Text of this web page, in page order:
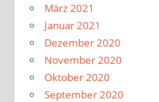
März 2021
Januar 2021
Dezember 2020
November 2020
Oktober 2020
September 2020